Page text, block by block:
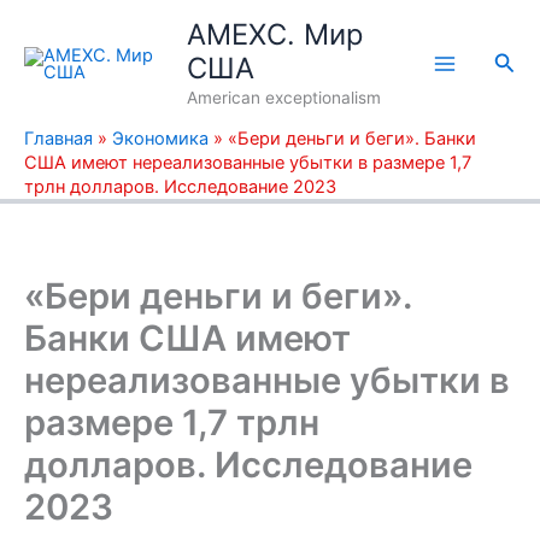
содержимому
AMEXC. Мир
США
American exceptionalism
Главная » Экономика » «Бери деньги и беги». Банки
США имеют нереализованные убытки в размере 1,7
трлн долларов. Исследование 2023
«Бери деньги и беги».
Банки США имеют
нереализованные убытки в
размере 1,7 трлн
долларов. Исследование
2023